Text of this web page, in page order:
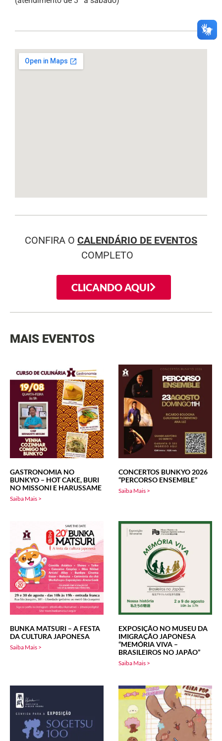
CONFIRA O CALENDÁRIO DE EVENTOS
COMPLETO
CLICANDO AQUI
MAIS EVENTOS
GASTRONOMIA NO
BUNKYO – HOT CAKE, BURI
NO MISSONI E HARUSSAME
Saiba Mais >
CONCERTOS BUNKYO 2026
“PERCORSO ENSEMBLE”
Saiba Mais >
BUNKA MATSURI – A FESTA
DA CULTURA JAPONESA
Saiba Mais >
EXPOSIÇÃO NO MUSEU DA
IMIGRAÇÃO JAPONESA
“MEMÓRIA VIVA –
BRASILEIROS NO JAPÃO”
Saiba Mais >